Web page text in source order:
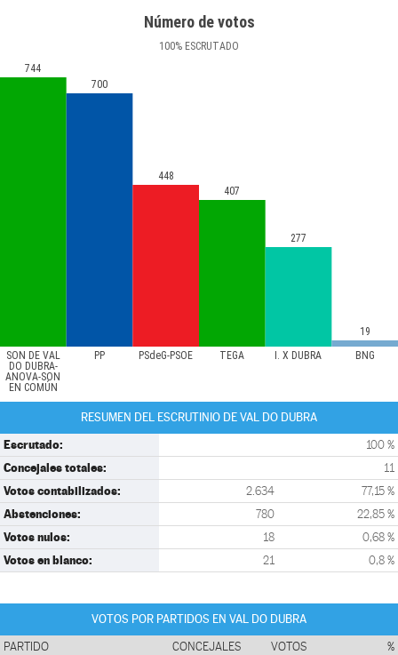
Número de votos
100% ESCRUTADO
SON DE VAL
DO DUBRA-
ANOVA-SON
EN COMÚN
PP PSdeG-PSOE TEGA I. X DUBRA BNG
744
700
448
407
277
19
RESUMEN DEL ESCRUTINIO DE VAL DO DUBRA
Escrutado: 100 %
Concejales totales: 11
Votos contabilizados: 2.634 77,15 %
Abstenciones: 780 22,85 %
Votos nulos: 18 0,68 %
Votos en blanco: 21 0,8 %
VOTOS POR PARTIDOS EN VAL DO DUBRA
PARTIDO CONCEJALES VOTOS %